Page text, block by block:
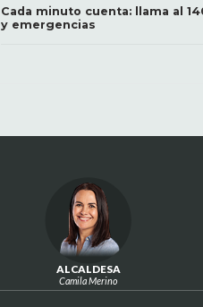
Cada minuto cuenta: llama al
y emergencias
ALCALDESA
Camila Merino